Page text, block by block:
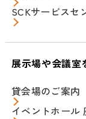
SCKサービスセ
展示場や会議室
貸会場のご案内
イベントホール